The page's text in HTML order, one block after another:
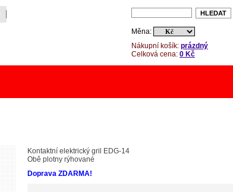
Kontaktní elektrický gril EDG-14
Obě plotny rýhované
Doprava ZDARMA!
Nákupní košík: prázdný
Celková cena: 0 Kč
Měna: